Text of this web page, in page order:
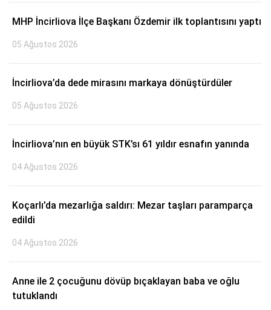
MHP İncirliova İlçe Başkanı Özdemir ilk toplantısını yaptı
05 Ağustos 2026
İncirliova’da dede mirasını markaya dönüştürdüler
05 Ağustos 2026
İncirliova’nın en büyük STK’sı 61 yıldır esnafın yanında
04 Ağustos 2026
Koçarlı’da mezarlığa saldırı: Mezar taşları paramparça
edildi
04 Ağustos 2026
Anne ile 2 çocuğunu dövüp bıçaklayan baba ve oğlu
tutuklandı